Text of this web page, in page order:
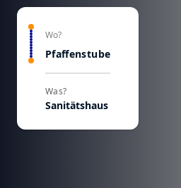
Wo?
Pfaffenstube
Was?
Sanitätshaus